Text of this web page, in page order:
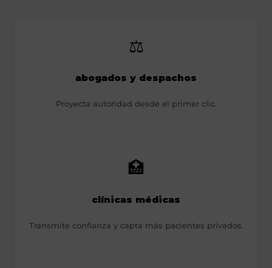
⚖️
abogados y despachos
Proyecta autoridad desde el primer clic.
🏥
clínicas médicas
Transmite confianza y capta más pacientes privados.